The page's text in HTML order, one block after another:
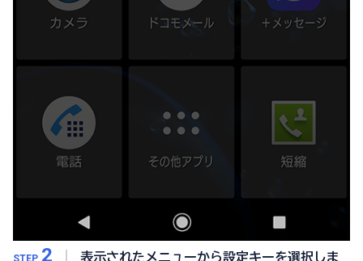
STEP 2 表示されたメニューから設定キーを選択しま